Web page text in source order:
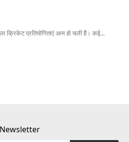
पेमेंट एंड सेटलमेंट सिस्टम्स एक्ट में प्रस्तावित संशोधन से